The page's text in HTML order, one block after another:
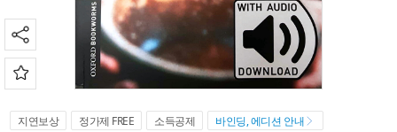
지연보상 정가제 FREE 소득공제 바인딩, 에디션 안내